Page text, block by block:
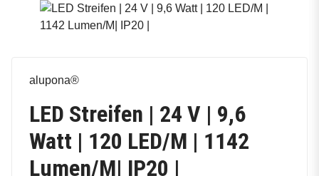
alupona®
LED Streifen | 24 V | 9,6
Watt | 120 LED/M | 1142
Lumen/M| IP20 |